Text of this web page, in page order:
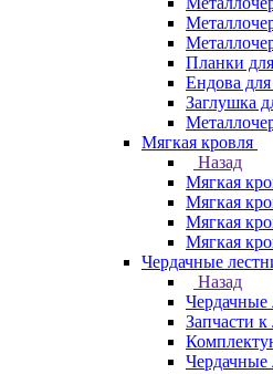
Планки
Ендова
Заглушка
Мягкая кровля
Назад
Мягкая
Мягкая
Мягкая
Мягкая
Чердачные
Назад
Чердачные
Запчасти
Чердачные